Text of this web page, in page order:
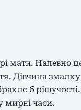
мати. Напевно
Дівчина
б
мирні часи.